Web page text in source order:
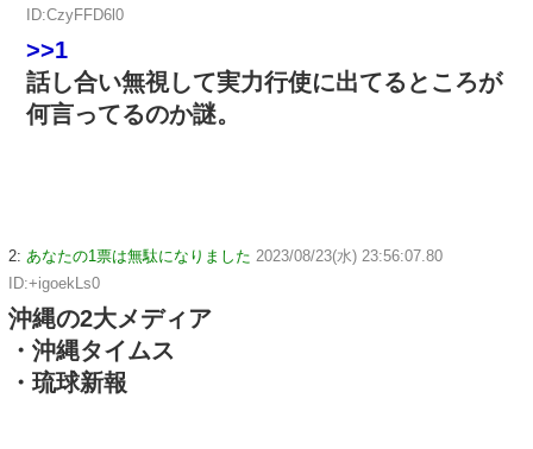
ID:CzyFFD6l0
>>1
話し合い無視して実力行使に出てるところが
何言ってるのか謎。
2: あなたの1票は無駄になりました 2023/08/23(水) 23:56:07.80
ID:+igoekLs0
沖縄の2大メディア
・沖縄タイムス
・琉球新報